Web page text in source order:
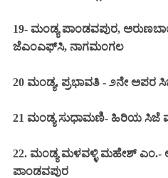
19- ಮಂಡ್ಯ ಪಾಂಡವಪುರ,
ಜೆಎಂಎಫ್‌ಸಿ, ನಾಗಮಂಗಲ
20 ಮಂಡ್ಯ, ಪ್ರಭಾವತಿ - ೨ನೇ ಅಪರ
21 ಮಂಡ್ಯ ಸುಧಾಮಣಿ- ಹಿರಿಯ ಸಿಜೆ
22. ಮಂಡ್ಯ ಮಳವಳ್ಳಿ ಮಹೇಶ್ ಎಂ.-
ಪಾಂಡವಪುರ